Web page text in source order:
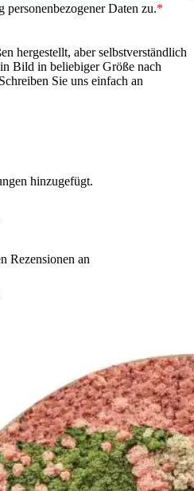
personenbezogener Daten zu.*
hergestellt, aber selbstverständlich
Bild in beliebiger Größe nach
Sie uns einfach an
hinzugefügt.
Rezensionen an